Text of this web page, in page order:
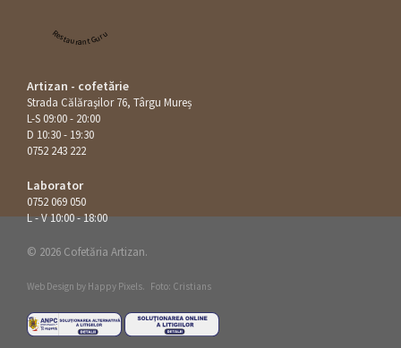
Restaurant Guru
Artizan - cofetărie
Strada Călăraşilor 76, Târgu Mureș
L-S 09:00 - 20:00
D 10:30 - 19:30
0752 243 222
Laborator
0752 069 050
L - V 10:00 - 18:00
© 2026 Cofetăria Artizan.
Web Design by Happy Pixels. Foto: Cristians